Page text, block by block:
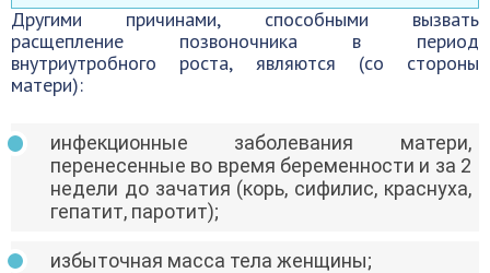
Другими причинами, способными вызвать
расщепление позвоночника в период
внутриутробного роста, являются (со стороны
матери):
инфекционные заболевания матери,
перенесенные во время беременности и за 2
недели до зачатия (корь, сифилис, краснуха,
гепатит, паротит);
избыточная масса тела женщины;